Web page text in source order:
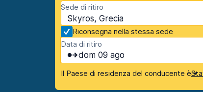
Sede di ritiro
Skyros, Grecia
Riconsegna nella stessa sede
Data di ritiro
dom 09 ago
Il Paese di residenza del conducente è